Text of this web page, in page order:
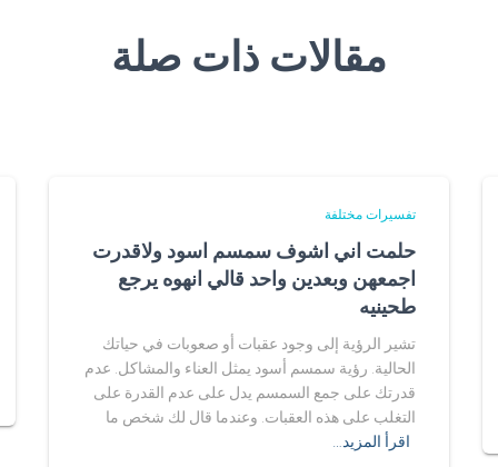
مقالات ذات صلة
تفسيرات مختلفة
حلمت اني اشوف سمسم اسود ولاقدرت
اجمعهن وبعدين واحد قالي انهوه يرجع
طحينيه
تشير الرؤية إلى وجود عقبات أو صعوبات في حياتك
الحالية. رؤية سمسم أسود يمثل العناء والمشاكل. عدم
قدرتك على جمع السمسم يدل على عدم القدرة على
التغلب على هذه العقبات. وعندما قال لك شخص ما
اقرأ المزيد…